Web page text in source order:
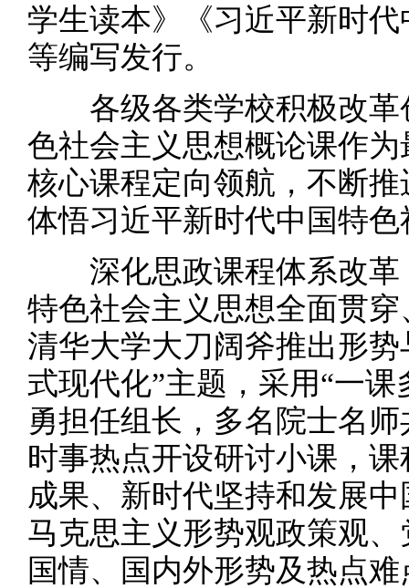
学生读本》《习近平新时
等编写发行。
各级各类学校积极改革
色社会主义思想概论课作
核心课程定向领航，不断
体悟习近平新时代中国特
深化思政课程体系改革
特色社会主义思想全面贯
清华大学大刀阔斧推出形
式现代化”主题，采用“一
勇担任组长，多名院士名
时事热点开设研讨小课，
成果、新时代坚持和发展
马克思主义形势观政策观
国情、国内外形势及热点